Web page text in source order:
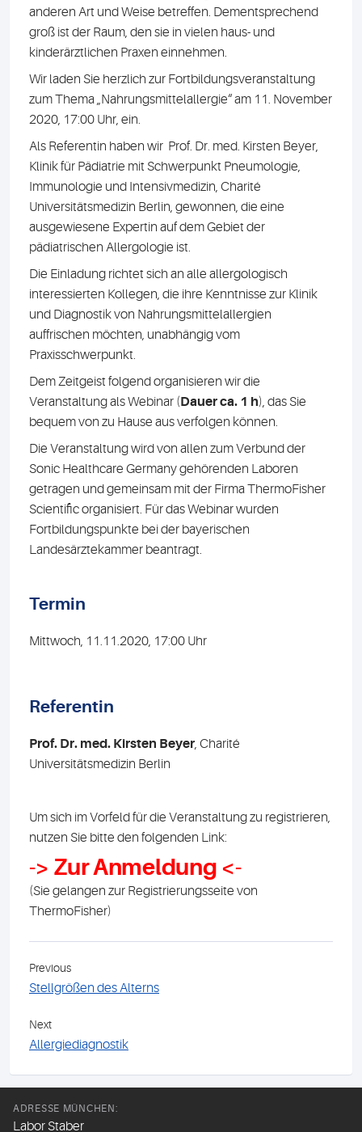
anderen Art und Weise betreffen. Dementsprechend
groß ist der Raum, den sie in vielen haus- und
kinderärztlichen Praxen einnehmen.
Wir laden Sie herzlich zur Fortbildungsveranstaltung
zum Thema „Nahrungsmittelallergie“ am 11. November
2020, 17:00 Uhr, ein.
Als Referentin haben wir Prof. Dr. med. Kirsten Beyer,
Klinik für Pädiatrie mit Schwerpunkt Pneumologie,
Immunologie und Intensivmedizin, Charité
Universitätsmedizin Berlin, gewonnen, die eine
ausgewiesene Expertin auf dem Gebiet der
pädiatrischen Allergologie ist.
Die Einladung richtet sich an alle allergologisch
interessierten Kollegen, die ihre Kenntnisse zur Klinik
und Diagnostik von Nahrungsmittelallergien
auffrischen möchten, unabhängig vom
Praxisschwerpunkt.
Dem Zeitgeist folgend organisieren wir die
Veranstaltung als Webinar (Dauer ca. 1 h), das Sie
bequem von zu Hause aus verfolgen können.
Die Veranstaltung wird von allen zum Verbund der
Sonic Healthcare Germany gehörenden Laboren
getragen und gemeinsam mit der Firma ThermoFisher
Scientific organisiert. Für das Webinar wurden
Fortbildungspunkte bei der bayerischen
Landesärztekammer beantragt.
Termin
Mittwoch, 11.11.2020, 17:00 Uhr
Referentin
Prof. Dr. med. Kirsten Beyer, Charité
Universitätsmedizin Berlin
Um sich im Vorfeld für die Veranstaltung zu registrieren,
nutzen Sie bitte den folgenden Link:
-> Zur Anmeldung <-
(Sie gelangen zur Registrierungsseite von
ThermoFisher)
Previous
Stellgrößen des Alterns
Next
Allergiediagnostik
ADRESSE MÜNCHEN:
Labor Staber